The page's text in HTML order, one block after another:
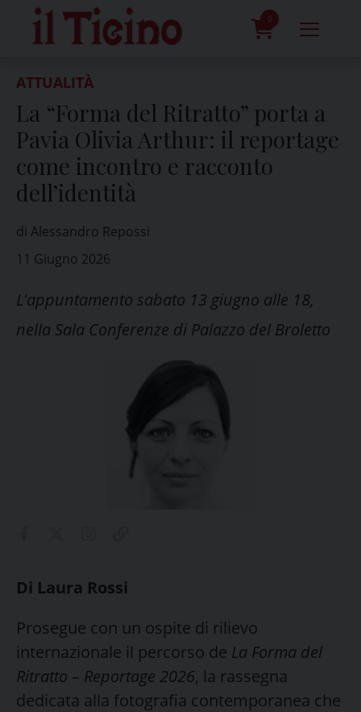
content
0
ATTUALITÀ
La “Forma del Ritratto” porta a
Pavia Olivia Arthur: il reportage
come incontro e racconto
dell’identità
di Alessandro Repossi
11 Giugno 2026
L'appuntamento sabato 13 giugno alle 18,
nella Sala Conferenze di Palazzo del Broletto
Di Laura Rossi
Prosegue con un ospite di rilievo
internazionale il percorso de La Forma del
Ritratto – Reportage 2026, la rassegna
dedicata alla fotografia contemporanea che